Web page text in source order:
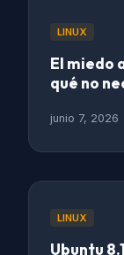
LINUX
El miedo
qué no
junio 7, 2026
LINUX
Ubuntu